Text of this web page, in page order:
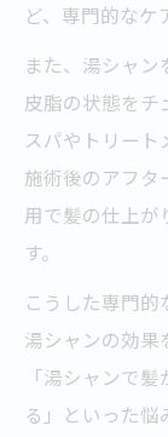
ど、専門的なケ
また、湯シャ
皮脂の状態をチ
スパやトリート
施術後のアフタ
用で髪の仕上が
す。
こうした専門的
湯シャンの効果
「湯シャンで
る」といった